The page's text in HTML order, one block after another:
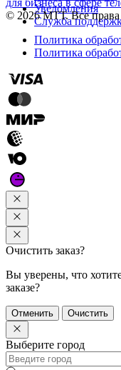
Уведомления
Служба
для бизнеса в сфере
© 2026 МТТ. Все
Политика
Политика
Очистить заказ?
Вы уверены, что
заказе?
Отменить Очистить
Выберите город